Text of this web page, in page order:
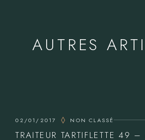
AUTRES
02/01/2017 NON CLASSÉ
TRAITEUR TARTIFLETTE 49